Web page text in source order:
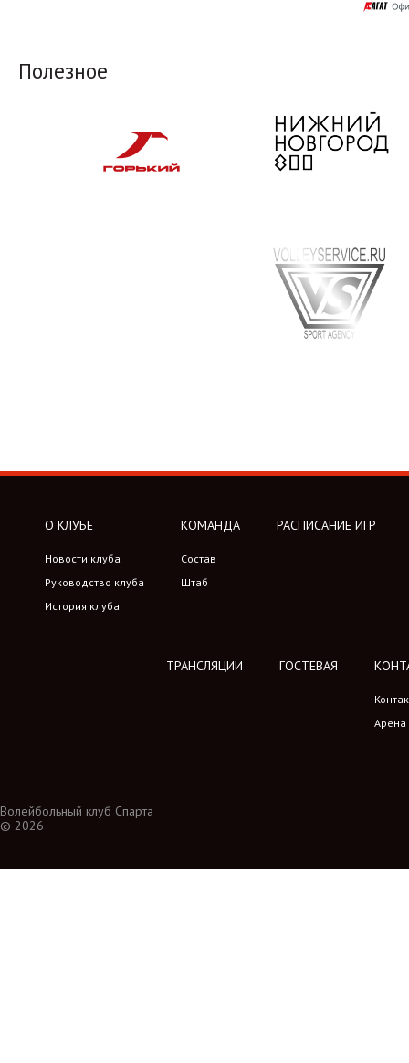
Полезное
О КЛУБЕ
Новости клуба
Руководство клуба
История клуба
КОМАНДА
Состав
Штаб
РАСПИСАНИЕ ИГР
ТРАНСЛЯЦИИ ГОСТЕВАЯ
Арена
Волейбольный клуб Спарта
© 2026